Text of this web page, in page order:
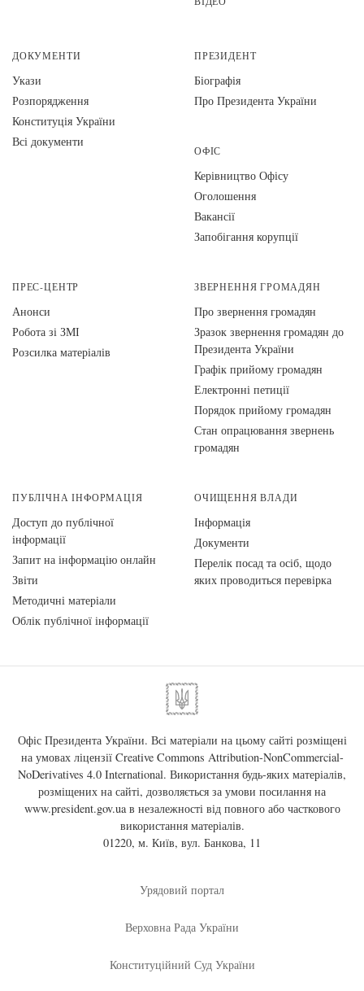
ДОКУМЕНТИ
Укази
Розпорядження
Конституція України
Всі документи
ПРЕЗИДЕНТ
Біографія
Про Президента України
ОФІС
Керівництво Офісу
Оголошення
Вакансії
Запобігання корупції
ПРЕС-ЦЕНТР
Анонси
Робота зі ЗМІ
Розсилка матеріалів
ЗВЕРНЕННЯ ГРОМАДЯН
Про звернення громадян
Зразок звернення громадян до
Президента України
Графік прийому громадян
Електронні петиції
Порядок прийому громадян
Стан опрацювання звернень
громадян
ПУБЛІЧНА ІНФОРМАЦІЯ
Доступ до публічної
інформації
Запит на інформацію онлайн
Звіти
Методичні матеріали
Облік публічної інформації
ОЧИЩЕННЯ ВЛАДИ
Інформація
Документи
Перелік посад та осіб, щодо
яких проводиться перевірка
Офіс Президента України. Всі матеріали на цьому сайті розміщені
на умовах ліцензії Creative Commons Attribution-NonCommercial-
NoDerivatives 4.0 International. Використання будь-яких матеріалів,
розміщених на сайті, дозволяється за умови посилання на
www.president.gov.uaв незалежності від повного або часткового
використання матеріалів.
01220, м. Київ, вул. Банкова, 11
Урядовий портал
Верховна Рада України
Конституційний Суд України